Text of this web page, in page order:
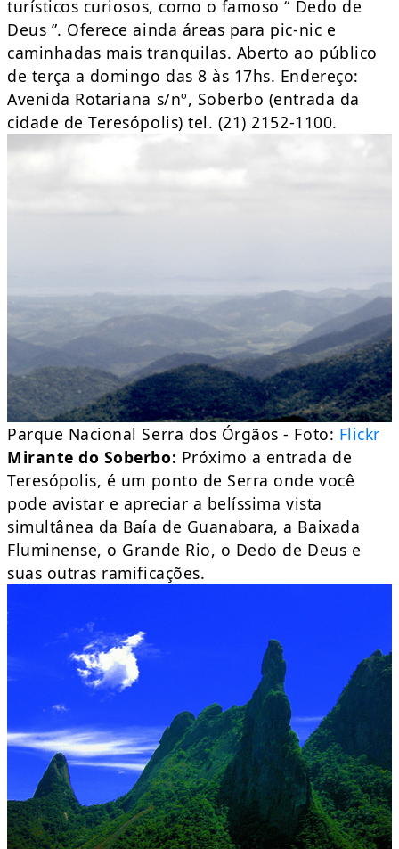
turísticos curiosos, como o famoso “ Dedo de
Deus ”. Oferece ainda áreas para pic-nic e
caminhadas mais tranquilas. Aberto ao público
de terça a domingo das 8 às 17hs. Endereço:
Avenida Rotariana s/nº, Soberbo (entrada da
cidade de Teresópolis) tel. (21) 2152-1100.
Parque Nacional Serra dos Órgãos - Foto: Flickr
Mirante do Soberbo: Próximo a entrada de
Teresópolis, é um ponto de Serra onde você
pode avistar e apreciar a belíssima vista
simultânea da Baía de Guanabara, a Baixada
Fluminense, o Grande Rio, o Dedo de Deus e
suas outras ramificações.